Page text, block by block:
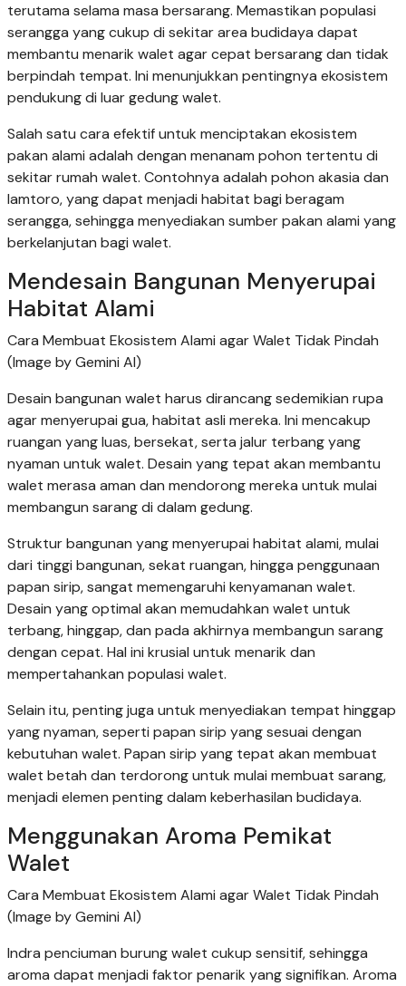
terutama selama masa bersarang. Memastikan populasi
serangga yang cukup di sekitar area budidaya dapat
membantu menarik walet agar cepat bersarang dan tidak
berpindah tempat. Ini menunjukkan pentingnya ekosistem
pendukung di luar gedung walet.
Salah satu cara efektif untuk menciptakan ekosistem
pakan alami adalah dengan menanam pohon tertentu di
sekitar rumah walet. Contohnya adalah pohon akasia dan
lamtoro, yang dapat menjadi habitat bagi beragam
serangga, sehingga menyediakan sumber pakan alami yang
berkelanjutan bagi walet.
Mendesain Bangunan Menyerupai
Habitat Alami
Cara Membuat Ekosistem Alami agar Walet Tidak Pindah
(Image by Gemini AI)
Desain bangunan walet harus dirancang sedemikian rupa
agar menyerupai gua, habitat asli mereka. Ini mencakup
ruangan yang luas, bersekat, serta jalur terbang yang
nyaman untuk walet. Desain yang tepat akan membantu
walet merasa aman dan mendorong mereka untuk mulai
membangun sarang di dalam gedung.
Struktur bangunan yang menyerupai habitat alami, mulai
dari tinggi bangunan, sekat ruangan, hingga penggunaan
papan sirip, sangat memengaruhi kenyamanan walet.
Desain yang optimal akan memudahkan walet untuk
terbang, hinggap, dan pada akhirnya membangun sarang
dengan cepat. Hal ini krusial untuk menarik dan
mempertahankan populasi walet.
Selain itu, penting juga untuk menyediakan tempat hinggap
yang nyaman, seperti papan sirip yang sesuai dengan
kebutuhan walet. Papan sirip yang tepat akan membuat
walet betah dan terdorong untuk mulai membuat sarang,
menjadi elemen penting dalam keberhasilan budidaya.
Menggunakan Aroma Pemikat
Walet
Cara Membuat Ekosistem Alami agar Walet Tidak Pindah
(Image by Gemini AI)
Indra penciuman burung walet cukup sensitif, sehingga
aroma dapat menjadi faktor penarik yang signifikan. Aroma